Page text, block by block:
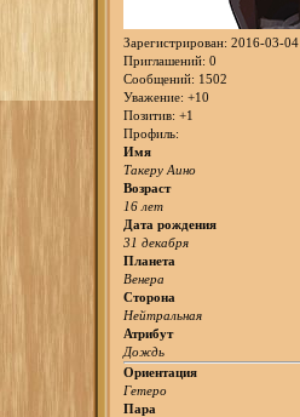
Зарегистрирован: 2016-03-04
Приглашений: 0
Сообщений: 1502
Уважение: +10
Позитив: +1
Профиль:
Имя
Такеру Аино
Возраст
16 лет
Дата рождения
31 декабря
Планета
Венера
Сторона
Нейтральная
Атрибут
Дождь
Ориентация
Гетеро
Пара